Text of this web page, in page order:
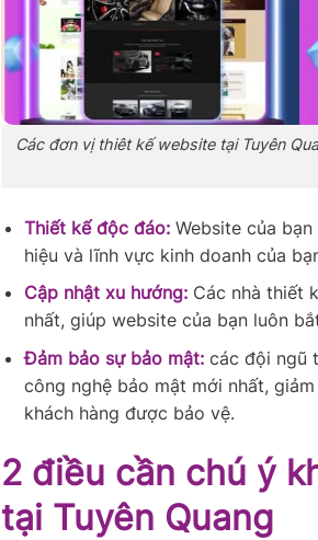
Các đơn vị thiêt kế website tại Tuyên
Thiết kế độc đáo:Website của
hiệu và lĩnh vực kinh doanh của
Cập nhật xu hướng:Các nhà thiết
nhất, giúp website của bạn luôn
Đảm bảo sự bảo mật:các đội ngũ
công nghệ bảo mật mới nhất,
khách hàng được bảo vệ.
2 điều cần chú ý
tại Tuyên Quang